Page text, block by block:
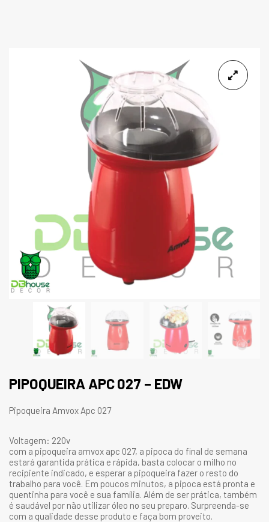
PIPOQUEIRA APC 027 – EDW
Pipoqueira Amvox Apc 027
Voltagem: 220v
com a pipoqueira amvox apc 027, a pipoca do final de semana
estará garantida prática e rápida, basta colocar o milho no
recipiente indicado, e esperar a pipoqueira fazer o resto do
trabalho para você. Em poucos minutos, a pipoca está pronta e
quentinha para você e sua família. Além de ser prática, também
é saudável por não utilizar óleo no seu preparo. Surpreenda-se
com a qualidade desse produto e faça bom proveito.